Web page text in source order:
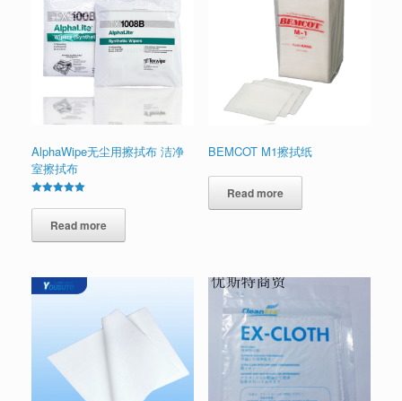
AlphaWipe无尘用擦拭布 洁净
室擦拭布
5.00
out of 5Read more
BEMCOT M1擦拭纸
Read more